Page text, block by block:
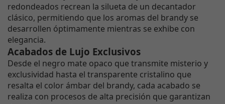
redondeados recrean la silueta de un decantador
clásico, permitiendo que los aromas del brandy se
desarrollen óptimamente mientras se exhibe con
elegancia.
Acabados de Lujo Exclusivos
Desde el negro mate opaco que transmite misterio y
exclusividad hasta el transparente cristalino que
resalta el color ámbar del brandy, cada acabado se
realiza con procesos de alta precisión que garantizan